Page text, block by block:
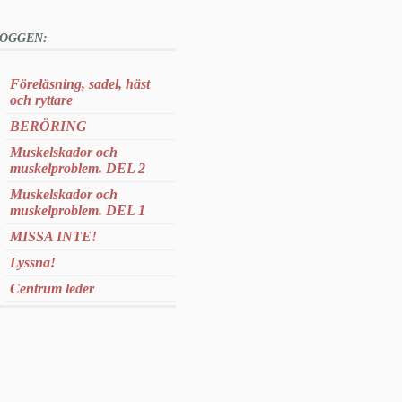
Föreläsning, sadel, häst
och ryttare
BERÖRING
Muskelskador och
muskelproblem. DEL 2
Muskelskador och
muskelproblem. DEL 1
MISSA INTE!
Lyssna!
Centrum leder